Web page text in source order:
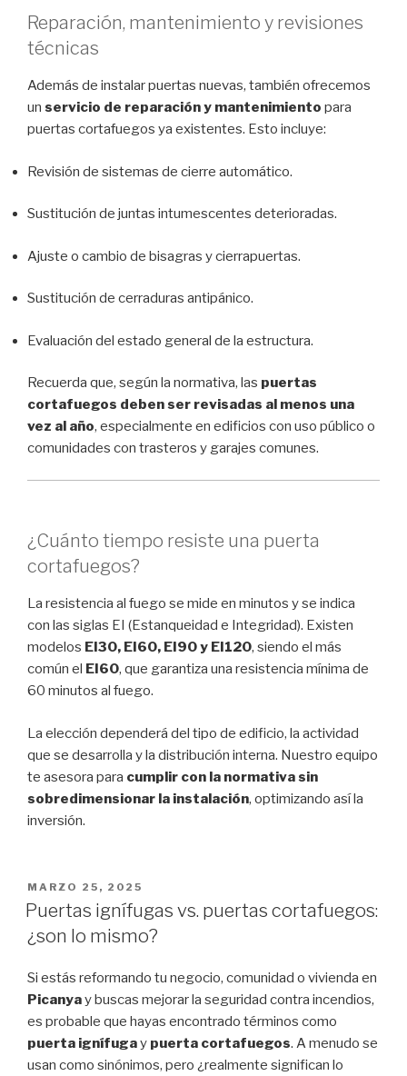
Reparación, mantenimiento y revisiones
técnicas
Además de instalar puertas nuevas, también ofrecemos
un servicio de reparación y mantenimiento para
puertas cortafuegos ya existentes. Esto incluye:
Revisión de sistemas de cierre automático.
Sustitución de juntas intumescentes deterioradas.
Ajuste o cambio de bisagras y cierrapuertas.
Sustitución de cerraduras antipánico.
Evaluación del estado general de la estructura.
Recuerda que, según la normativa, las puertas
cortafuegos deben ser revisadas al menos una
vez al año, especialmente en edificios con uso público o
comunidades con trasteros y garajes comunes.
¿Cuánto tiempo resiste una puerta
cortafuegos?
La resistencia al fuego se mide en minutos y se indica
con las siglas EI (Estanqueidad e Integridad). Existen
modelos EI30, EI60, EI90 y EI120, siendo el más
común el EI60, que garantiza una resistencia mínima de
60 minutos al fuego.
La elección dependerá del tipo de edificio, la actividad
que se desarrolla y la distribución interna. Nuestro equipo
te asesora para cumplir con la normativa sin
sobredimensionar la instalación, optimizando así la
inversión.
PUBLICADO
EL
MARZO 25, 2025
Puertas ignífugas vs. puertas cortafuegos:
¿son lo mismo?
Si estás reformando tu negocio, comunidad o vivienda en
Picanyay buscas mejorar la seguridad contra incendios,
es probable que hayas encontrado términos como
puerta ignífugay puerta cortafuegos. A menudo se
usan como sinónimos, pero ¿realmente significan lo